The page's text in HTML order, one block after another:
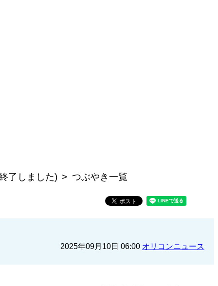
了しました) つぶやき一覧
2025年09月10日 06:00 オリコンニュース